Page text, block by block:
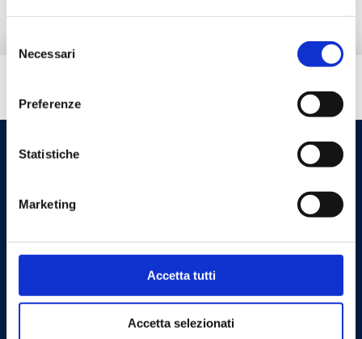
delNecessari
Preferenze
Statistiche
Marketing
Accetta tutti
Accetta selezionati
Cookie Policy Privacy Policy